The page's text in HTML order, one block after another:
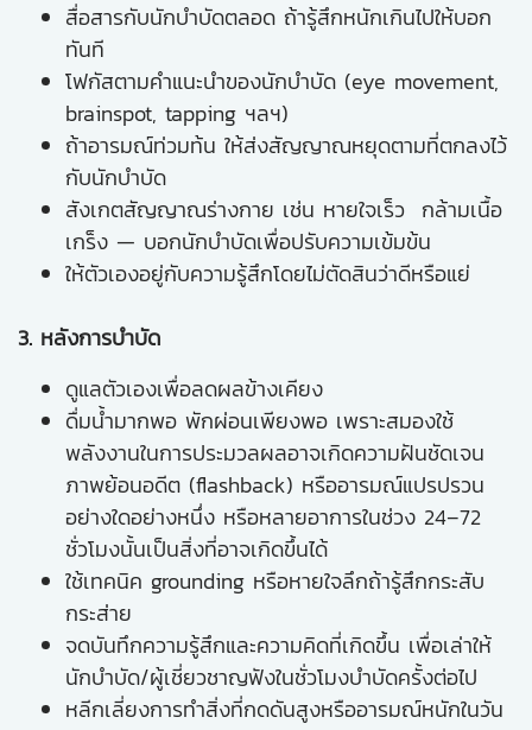
สื่อสารกับนักบำบัดตลอด ถ้ารู้สึกหนักเกินไปให้บอก
ทันที
โฟกัสตามคำแนะนำของนักบำบัด (eye movement,
brainspot, tapping ฯลฯ)
ถ้าอารมณ์ท่วมท้น ให้ส่งสัญญาณหยุดตามที่ตกลงไว้
กับนักบำบัด
สังเกตสัญญาณร่างกาย เช่น หายใจเร็ว กล้ามเนื้อ
เกร็ง — บอกนักบำบัดเพื่อปรับความเข้มข้น
ให้ตัวเองอยู่กับความรู้สึกโดยไม่ตัดสินว่าดีหรือแย่
3. หลังการบำบัด
ดูแลตัวเองเพื่อลดผลข้างเคียง
ดื่มน้ำมากพอ พักผ่อนเพียงพอ เพราะสมองใช้
พลังงานในการประมวลผลอาจเกิดความฝันชัดเจน
ภาพย้อนอดีต (flashback) หรืออารมณ์แปรปรวน
อย่างใดอย่างหนึ่ง หรือหลายอาการในช่วง 24–72
ชั่วโมงนั้นเป็นสิ่งที่อาจเกิดขึ้นได้
ใช้เทคนิค grounding หรือหายใจลึกถ้ารู้สึกกระสับ
กระส่าย
จดบันทึกความรู้สึกและความคิดที่เกิดขึ้น เพื่อเล่าให้
นักบำบัด/ผู้เชี่ยวชาญฟังในชั่วโมงบำบัดครั้งต่อไป
หลีกเลี่ยงการทำสิ่งที่กดดันสูงหรืออารมณ์หนักในวัน